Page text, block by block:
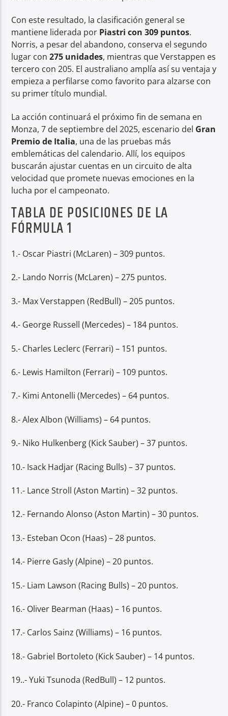
Con este resultado, la clasificación general se
mantiene liderada por Piastri con 309 puntos.
Norris, a pesar del abandono, conserva el segundo
lugar con275 unidades, mientras que Verstappen es
tercero con 205. El australiano amplía así su ventaja y
empieza a perfilarse como favorito para alzarse con
su primer título mundial.
La acción continuará el próximo fin de semana en
Monza, 7 de septiembre del 2025, escenario del Gran
Premio de Italia, una de las pruebas más
emblemáticas del calendario. Allí, los equipos
buscarán ajustar cuentas en un circuito de alta
velocidad que promete nuevas emociones en la
lucha por el campeonato.
TABLA DE POSICIONES DE LA
FÓRMULA 1
1.- Oscar Piastri (McLaren) – 309 puntos.
2.- Lando Norris (McLaren) – 275 puntos.
3.- Max Verstappen (RedBull) – 205 puntos.
4.- George Russell (Mercedes) – 184 puntos.
5.- Charles Leclerc (Ferrari) – 151 puntos.
6.- Lewis Hamilton (Ferrari) – 109 puntos.
7.- Kimi Antonelli (Mercedes) – 64 puntos.
8.- Alex Albon (Williams) – 64 puntos.
9.- Niko Hulkenberg (Kick Sauber) – 37 puntos.
10.- Isack Hadjar (Racing Bulls) – 37 puntos.
11.- Lance Stroll (Aston Martin) – 32 puntos.
12.- Fernando Alonso (Aston Martin) – 30 puntos.
13.- Esteban Ocon (Haas) – 28 puntos.
14.- Pierre Gasly (Alpine) – 20 puntos.
15.- Liam Lawson (Racing Bulls) – 20 puntos.
16.- Oliver Bearman (Haas) – 16 puntos.
17.- Carlos Sainz (Williams) – 16 puntos.
18.- Gabriel Bortoleto (Kick Sauber) – 14 puntos.
19..- Yuki Tsunoda (RedBull) – 12 puntos.
20.- Franco Colapinto (Alpine) – 0 puntos.